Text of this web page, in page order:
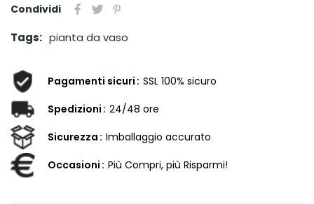
Condividi
Tags: pianta da vaso
Pagamenti sicuri SSL 100% sicuro
Spedizioni 24/48 ore
Sicurezza Imballaggio accurato
Occasioni Più Compri, più Risparmi!